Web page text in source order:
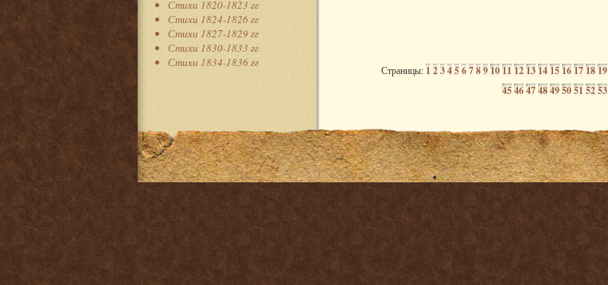
Стихи 1820-1823 гг
Стихи 1824-1826 гг
Стихи 1827-1829 гг
Стихи 1830-1833 гг
Стихи 1834-1836 гг
Страницы:1 2345678910111213141516171819
454647484950515253